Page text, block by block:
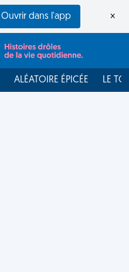
Ouvrir dans l'app ×
ALÉATOIRE ÉPICÉE LE